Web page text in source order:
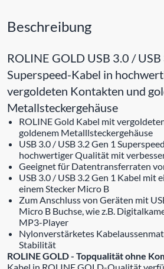
Beschreibung
ROLINE GOLD USB 3.0 / USB
Superspeed-Kabel in
vergoldeten Kontakten und
Metallsteckergehäuse
ROLINE Gold Kabel mit
goldenem Metalllsteckergehäuse
USB 3.0 / USB 3.2 Gen 1
hochwertiger Qualität mit
Geeignet für Datentransferraten
USB 3.0 / USB 3.2 Gen 1 Kabel mit
einem Stecker Micro B
Zum Anschluss von Geräten mit
Micro B Buchse, wie z.B.
MP3-Player
Nylonverstärketes
Stabilität
ROLINE GOLD - Topqualität ohne
Kabel in ROLINE GOLD-Qualität